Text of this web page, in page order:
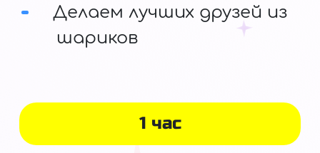
1 час
Делаем лучших друзей из
шариков